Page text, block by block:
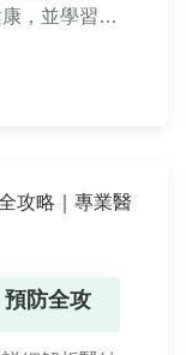
，並學習如
。
防全攻